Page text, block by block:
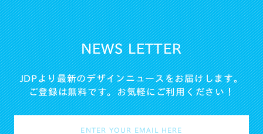
NEWS LETTER
JDPより最新のデザインニュースをお届けします。
ご登録は無料です。お気軽にご利用ください！